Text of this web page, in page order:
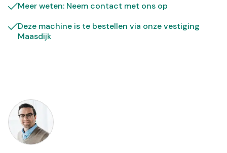
Meer weten: Neem contact met ons op
Deze machine is te bestellen via onze vestiging
Maasdijk